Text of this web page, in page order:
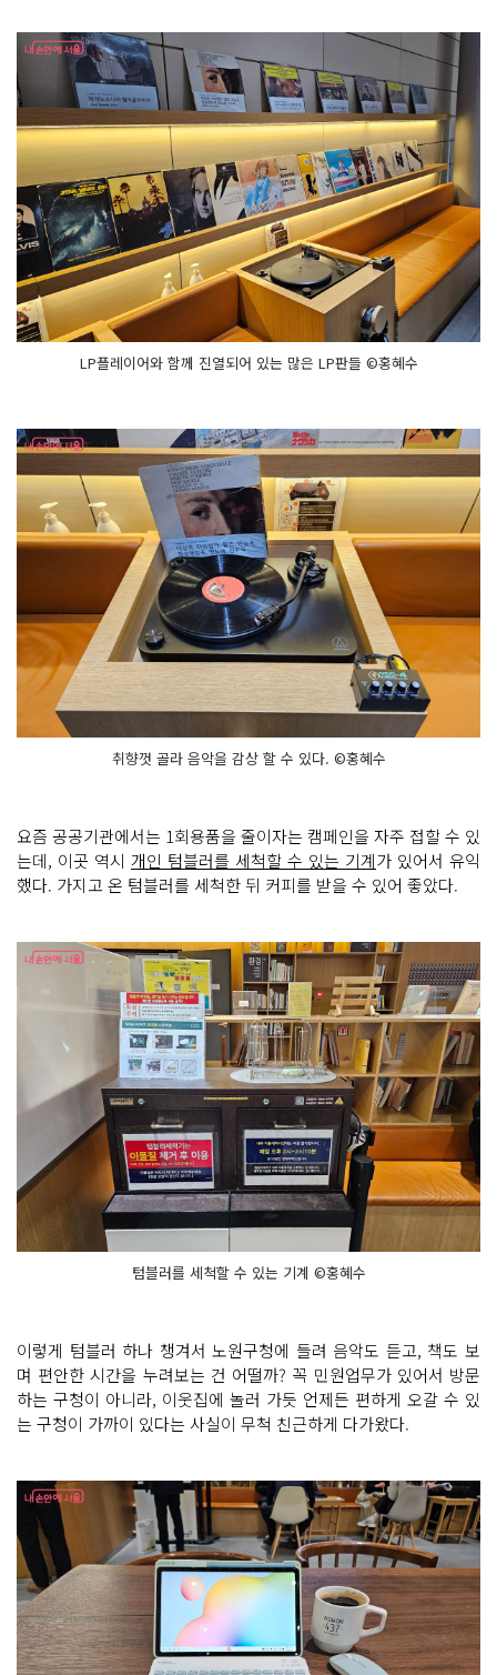
LP플레이어와 함께 진열되어 있는 많은 LP판들 ©홍혜수
취향껏 골라 음악을 감상 할 수 있다. ©홍혜수
요즘 공공기관에서는 1회용품을 줄이자는 캠페인을 자주 접할 수 있
는데, 이곳 역시 개인 텀블러를 세척할 수 있는 기계가 있어서 유익
했다. 가지고 온 텀블러를 세척한 뒤 커피를 받을 수 있어 좋았다.
텀블러를 세척할 수 있는 기계 ©홍혜수
이렇게 텀블러 하나 챙겨서 노원구청에 들려 음악도 듣고, 책도 보
며 편안한 시간을 누려보는 건 어떨까? 꼭 민원업무가 있어서 방문
하는 구청이 아니라, 이웃집에 놀러 가듯 언제든 편하게 오갈 수 있
는 구청이 가까이 있다는 사실이 무척 친근하게 다가왔다.